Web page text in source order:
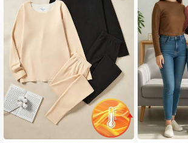
Ropa Térmica Para Adolescente